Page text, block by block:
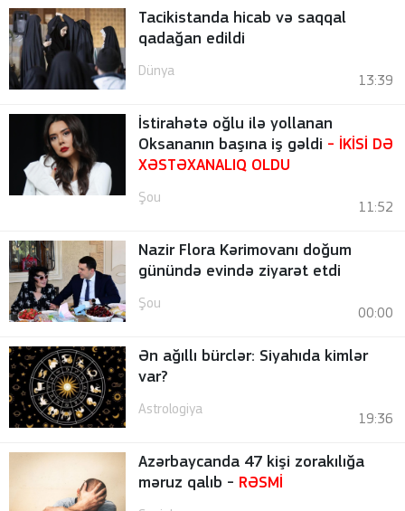
Tacikistanda hicab və saqqal
qadağan edildi
Dünya
13:39
İstirahətə oğlu ilə yollanan
Oksananın başına iş gəldi - İKİSİ DƏ
XƏSTƏXANALIQ OLDU
Şou
11:52
Nazir Flora Kərimovanı doğum
günündə evində ziyarət etdi
Şou
00:00
Ən ağıllı bürclər: Siyahıda kimlər
var?
Astrologiya
19:36
Azərbaycanda 47 kişi zorakılığa
məruz qalıb - RƏSMİ